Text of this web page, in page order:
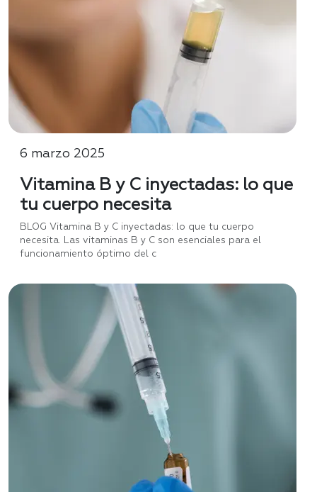
6 marzo 2025
Vitamina B y C inyectadas: lo que
tu cuerpo necesita
BLOG Vitamina B y C inyectadas: lo que tu cuerpo
necesita. Las vitaminas B y C son esenciales para el
funcionamiento óptimo del c